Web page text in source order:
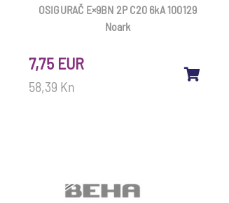
OSIGURAČ E×9BN 2P C20 6kA 100129
Noark
58,39 Kn
7,75 EUR